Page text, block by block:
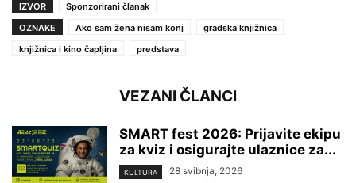
IZVOR
Sponzorirani članak
OZNAKE
Ako sam žena nisam konj
gradska knjižnica
knjižnica i kino čapljina
predstava
VEZANI ČLANCI
SMART fest 2026: Prijavite ekipu
za kviz i osigurajte ulaznice za...
KULTURA 28 svibnja, 2026